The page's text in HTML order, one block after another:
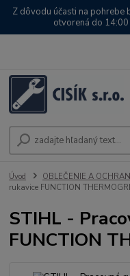
Z dôvodu účasti na pohrebe
otvorená do 14:00
Úvod OBLEČENIE A
rukavice FUNCTION
STIHL -
FUNCTION